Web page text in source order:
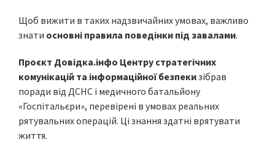
Щоб вижити в таких надзвичайних умовах, важливо
знати основні правила поведінки під завалами.
Проєкт Довідка.інфо Центру стратегічних
комунікацій та інформаційної безпекизібрав
поради від ДСНС і медичного батальйону
«Госпітальєри», перевірені в умовах реальних
рятувальних операцій. Ці знання здатні врятувати
життя.